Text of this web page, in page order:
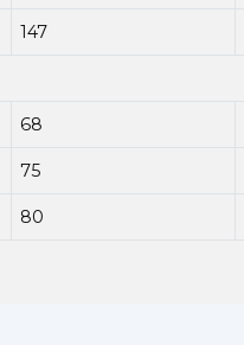
147
68
75
80